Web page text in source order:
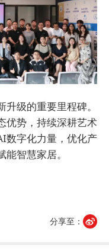
级的重要里程碑。
优势，持续深耕艺术
数字化力量，优化产
智慧家居。
分享至：